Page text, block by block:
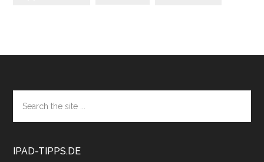
Footer
the
site
IPAD-TIPPS.DE